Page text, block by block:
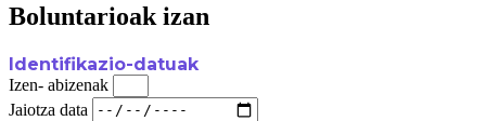
Boluntarioak izan
Identifikazio-datuak
Izen- abizenak
Jaiotza data